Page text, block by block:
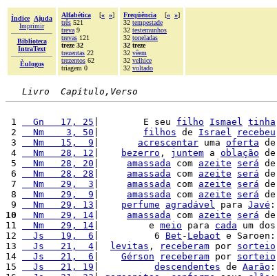
Índice
Ajuda
Imprimir
Biblioteca
IntraText
Èulogos
Alfabética [« »]
três 521
treva 9
trevas 121
treze 32
trezentas 22
trezentos 62
triagem 0
Freqüência [« »]
32 tempestade
32 testemunhos
32 toneladas
32 treze
32 vêem
32 velhice
32 voltado
Livro  Capítulo,Verso
1
  Gn   17, 25
|        E seu filho Ismael tinha
2
  Nm    3, 50
filhos de Israel recebeu
3
  Nm   15,  9
acrescentar uma oferta de
4
  Nm   28, 12
bezerro , juntem a oblação de
5
  Nm   28, 20
amassada com azeite será de
6
  Nm   28, 28
amassada com azeite será de
7
  Nm   29,  3
amassada com azeite será de
8
  Nm   29,  9
amassada com azeite será de
9
  Nm   29, 13
perfume agradável para Javé :
10
  Nm   29, 14
amassada com azeite será de
11
  Nm   29, 14
|         e meio para cada um dos
12
  Js   19,  6
|          6 Bet - Lebaot e Saroen:
13
  Js   21,  4
levitas , receberam por sorteio
14
  Js   21,  6
Gérson receberam por sorteio
15
  Js   21, 19
descendentes de Aarão :